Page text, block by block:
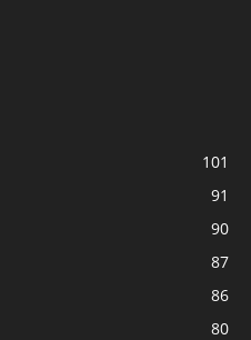
101
91
90
87
86
80